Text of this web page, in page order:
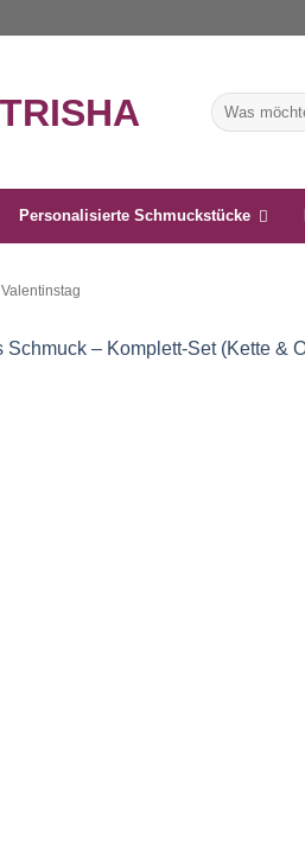
Suchen
nach:
Personalisierte Schmuckstücke
Valentinstag